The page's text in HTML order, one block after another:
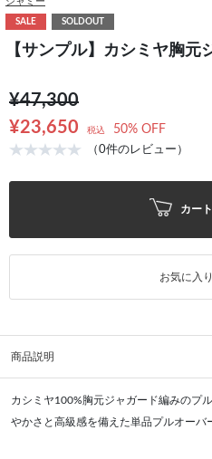
SALE SOLDOUT
【サンプル】カシミヤ胸元
¥47,300
¥23,650
税込 50% OFF
（0件のレビュー）
カー
お気に入
商品説明
カシミヤ100%胸元ジャガード編みのプ
やかさと高級感を備えた単品プルオーバ